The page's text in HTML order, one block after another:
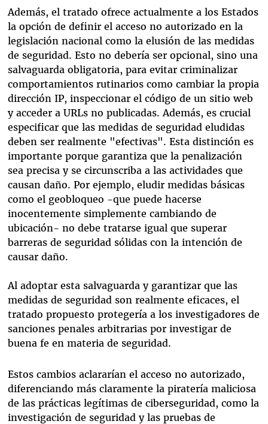
Además, el tratado ofrece actualmente a los Estados
la opción de definir el acceso no autorizado en la
legislación nacional como la elusión de las medidas
de seguridad. Esto no debería ser opcional, sino una
salvaguarda obligatoria, para evitar criminalizar
comportamientos rutinarios como cambiar la propia
dirección IP, inspeccionar el código de un sitio web
y acceder a URLs no publicadas. Además, es crucial
especificar que las medidas de seguridad eludidas
deben ser realmente "efectivas". Esta distinción es
importante porque garantiza que la penalización
sea precisa y se circunscriba a las actividades que
causan daño. Por ejemplo, eludir medidas básicas
como el geobloqueo -que puede hacerse
inocentemente simplemente cambiando de
ubicación- no debe tratarse igual que superar
barreras de seguridad sólidas con la intención de
causar daño.
Al adoptar esta salvaguarda y garantizar que las
medidas de seguridad son realmente eficaces, el
tratado propuesto protegería a los investigadores de
sanciones penales arbitrarias por investigar de
buena fe en materia de seguridad.
Estos cambios aclararían el acceso no autorizado,
diferenciando más claramente la piratería maliciosa
de las prácticas legítimas de ciberseguridad, como la
investigación de seguridad y las pruebas de